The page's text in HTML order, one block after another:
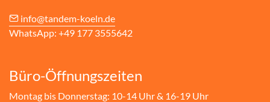
info@tandem-koeln.de
WhatsApp: +49 177 3555642
Büro-Öffnungszeiten
Montag bis Donnerstag: 10-14 Uhr & 16-19 Uhr